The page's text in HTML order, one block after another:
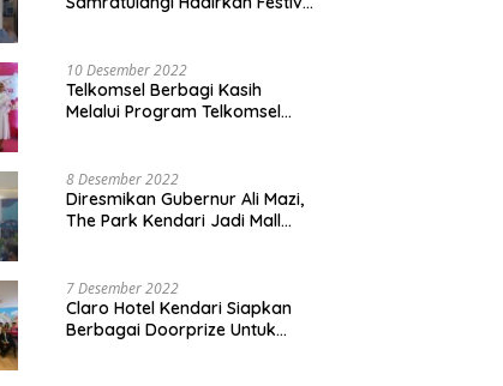
10 Desember 2022
Telkomsel Berbagi Kasih
Melalui Program Telkomsel
8 Desember 2022
Diresmikan Gubernur Ali Mazi,
The Park Kendari Jadi Mall
7 Desember 2022
Claro Hotel Kendari Siapkan
Berbagai Doorprize Untuk